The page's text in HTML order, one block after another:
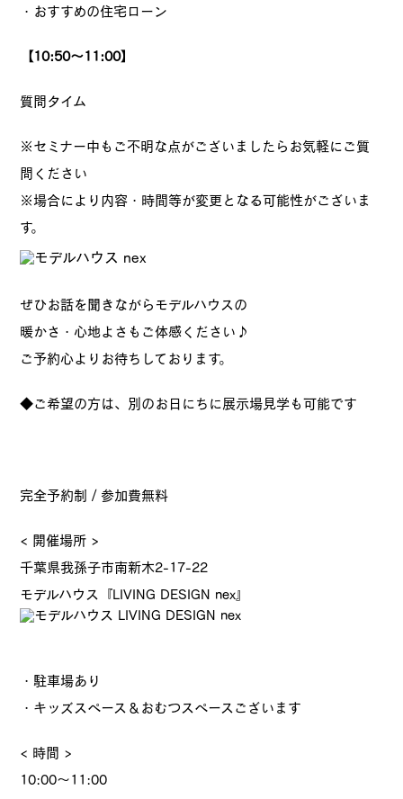
・おすすめの住宅ローン
【10:50～11:00】
質問タイム
※セミナー中もご不明な点がございましたらお気軽にご質
問ください
※場合により内容・時間等が変更となる可能性がございま
す。
ぜひお話を聞きながらモデルハウスの
暖かさ・心地よさもご体感ください♪
ご予約心よりお待ちしております。
◆ご希望の方は、別のお日にちに展示場見学も可能です
完全予約制 / 参加費無料
< 開催場所 >
千葉県我孫子市南新木2-17-22
モデルハウス『LIVING DESIGN nex』
・駐車場あり
・キッズスペース＆おむつスペースございます
< 時間 >
10:00～11:00